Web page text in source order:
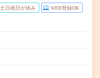
土日祝日が休み WEB登録OK